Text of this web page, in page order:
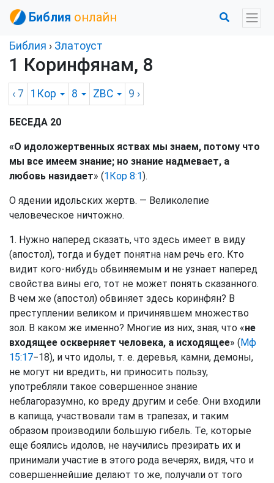
Библия онлайн
Библия › Златоуст
1 Коринфянам, 8
‹ 7 1Кор 8 ZBC 9 ›
БЕСЕДА 20
«О идоложертвенных яствах мы знаем, потому что
мы все имеем знание; но знание надмевает, а
любовь назидает» (1Кор 8:1).
О ядении идольских жертв. — Великолепие
человеческое ничтожно.
1. Нужно наперед сказать, что здесь имеет в виду
(апостол), тогда и будет понятна нам речь его. Кто
видит кого-нибудь обвиняемым и не узнает наперед
свойства вины его, тот не может понять сказанного.
В чем же (апостол) обвиняет здесь коринфян? В
преступлении великом и причинявшем множество
зол. В каком же именно? Многие из них, зная, что «не
входящее оскверняет человека, а исходящее» (Мф
15:17−18), и что идолы, т. е. деревья, камни, демоны,
не могут ни вредить, ни приносить пользу,
употребляли такое совершенное знание
неблагоразумно, ко вреду другим и себе. Они входили
в капища, участвовали там в трапезах, и таким
образом производили большую гибель. Те, которые
еще боялись идолов, не научились презирать их и
принимали участие в этого рода вечерях, видя, что и
совершеннейшие делают то же, получали от того